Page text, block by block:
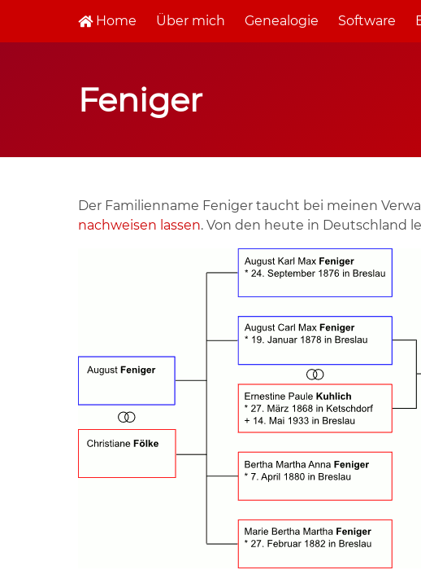
Home Über mich Genealogie Software
Feniger
Der Familienname Feniger taucht bei meinen
nachweisen lassen. Von den heute in Deutschland